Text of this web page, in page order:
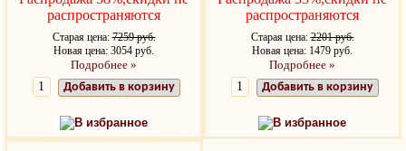
распространяются
Старая цена:7259 руб.
Новая цена: 3054 руб.
Подробнее »
Добавить в корзину
В избранное
распространяются
Старая цена:2201 руб.
Новая цена: 1479 руб.
Подробнее »
Добавить в корзину
В избранное